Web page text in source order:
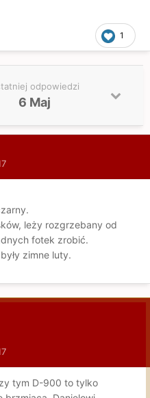
1
odpowiedzi
6 Maj
leży rozgrzebany od
fotek zrobić.
zimne luty.
tym D-900 to tylko